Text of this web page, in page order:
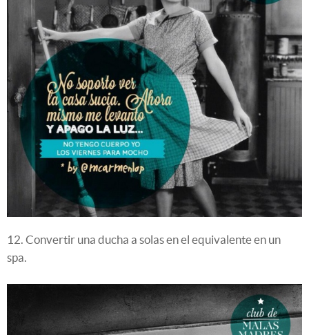
12. Convertir una ducha a solas en el equivalente en un
spa.